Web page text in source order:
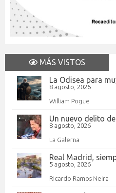
MÁS VISTOS
La Odisea para
8 agosto, 2026
William Pogue
Un nuevo delito
8 agosto, 2026
La Galerna
Real Madrid,
5 agosto, 2026
Ricardo Ramos Neira